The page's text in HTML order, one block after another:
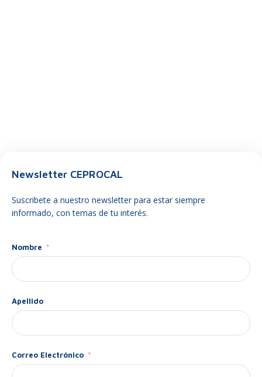
Newsletter CEPROCAL
Suscribete a nuestro newsletter para estar siempre
informado, con temas de tu interés.
Nombre
Apellido
Correo Electrónico